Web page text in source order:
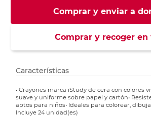
Comprar y enviar a
Comprar y recoger en
Características
• Crayones marca iStudy de cera con colores
suave y uniforme sobre papel y cartón•
aptos para niños• Ideales para colorear,
Incluye 24 unidad(es)